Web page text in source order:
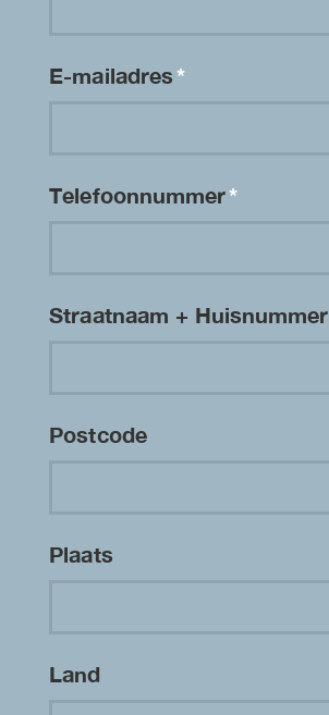
E-mailadres*
Telefoonnummer*
Straatnaam + Huisnummer
Postcode
Plaats
Land